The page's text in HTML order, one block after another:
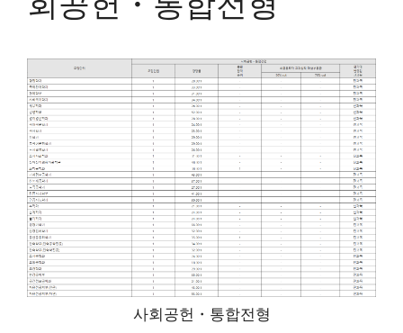
사회공헌・통합전형